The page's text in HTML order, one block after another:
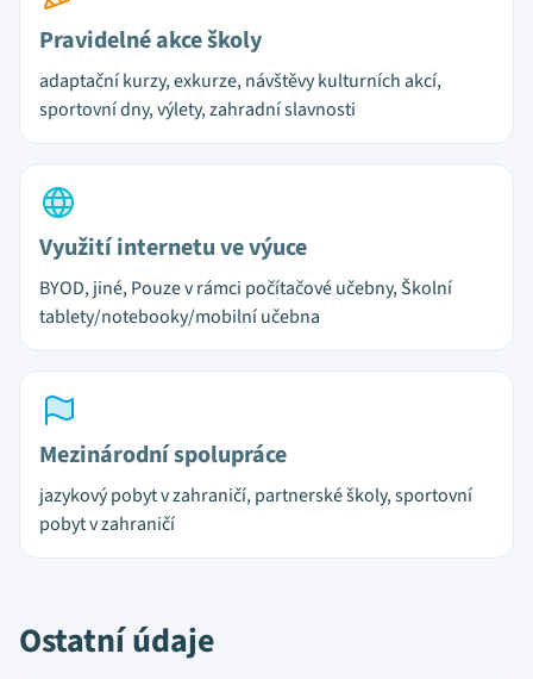
Pravidelné akce školy
adaptační kurzy, exkurze, návštěvy kulturních akcí,
sportovní dny, výlety, zahradní slavnosti
Využití internetu ve výuce
BYOD, jiné, Pouze v rámci počítačové učebny, Školní
tablety/notebooky/mobilní učebna
Mezinárodní spolupráce
jazykový pobyt v zahraničí, partnerské školy, sportovní
pobyt v zahraničí
Ostatní údaje